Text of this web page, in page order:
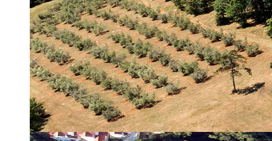
PROGRAMSKO FINANCIRANJE
Izvještavanje po uredbi
Projekti Instituta
Dialogue4Tourism
REVIVE
WASTEREDUCE
MITOMED+
WINTERMED
CASTWATER
INHERIT